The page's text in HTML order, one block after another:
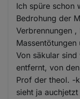
Ich spüre schon
Bedrohung der
Verbrennungen
Von säkular
entfernt, von
Prof der theol. -
sieht ja